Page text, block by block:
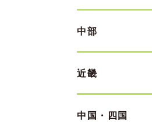
中部
近畿
中国・四国